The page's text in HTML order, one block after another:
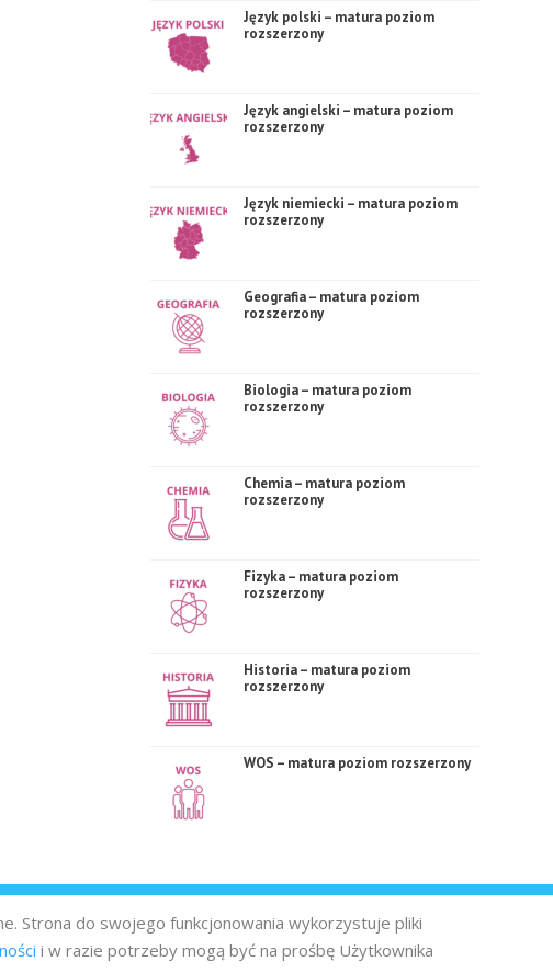
Język polski – matura poziom
rozszerzony
Język angielski – matura poziom
rozszerzony
Język niemiecki – matura poziom
rozszerzony
Geografia – matura poziom
rozszerzony
Biologia – matura poziom
rozszerzony
Chemia – matura poziom
rozszerzony
Fizyka – matura poziom
rozszerzony
Historia – matura poziom
rozszerzony
WOS – matura poziom rozszerzony
Strona do swojego funkcjonowania wykorzystuje pliki
i w razie potrzeby mogą być na prośbę Użytkownika